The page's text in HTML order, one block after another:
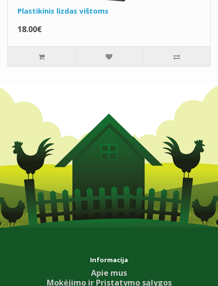
Plastikinis lizdas vištoms
18.00€
Informacija
Apie mus
Mokėjimo ir Pristatymo sąlygos